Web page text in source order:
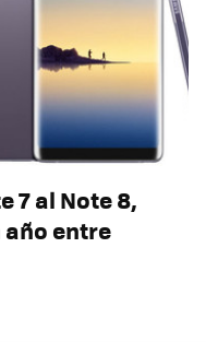
7 al Note 8,
año entre